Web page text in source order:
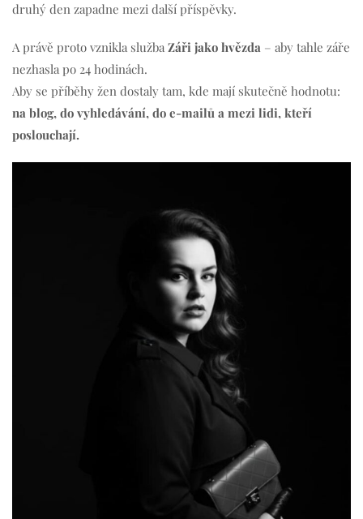
druhý den zapadne mezi další příspěvky.
A právě proto vznikla služba Záři jako hvězda – aby tahle záře
nezhasla po 24 hodinách.
Aby se příběhy žen dostaly tam, kde mají skutečně hodnotu:
na blog, do vyhledávání, do e-mailů a mezi lidi, kteří
poslouchají.